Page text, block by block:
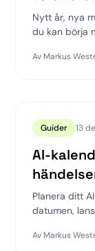
Nytt år, nya
du kan börja
Av Markus
Guider 13
AI-
Planera ditt
datumen,
Av Markus